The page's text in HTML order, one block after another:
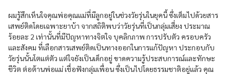
ผมรู้สึกเห็นใจคุณพ่อคุณแม่ที่มีลูกอยู่ในช่วงวัยรุ่นในยุคนี้ ซึ่งเต็มไปด้วยสาร
เสพย์ติดโดยเฉพาะยาบ้า จากสถิติพบว่าวัยรุ่นที่เป็นกลุ่มเสี่ยง ประมาณ
ร้อยละ 2 เท่านั้นที่มีปัญหาทางจิตใจ บุคลิกภาพ การปรับตัว ครอบครัว
และสังคม ที่เลือกสารเสพย์ติดเป็นทางออกในการแก้ปัญหา ประกอบกับ
วัยรุ่นนั้นโตแต่ตัว แต่ใจยังเป็นเด็กอยู่ ขาดความรู้ประสบการณ์และทักษะ
ชีวิต ต่อต้านพ่อแม่ เชื่อฟังกลุ่มเพื่อน ซึ่งเป็นไปโดยธรรมชาติอยู่แล้ว คุณ